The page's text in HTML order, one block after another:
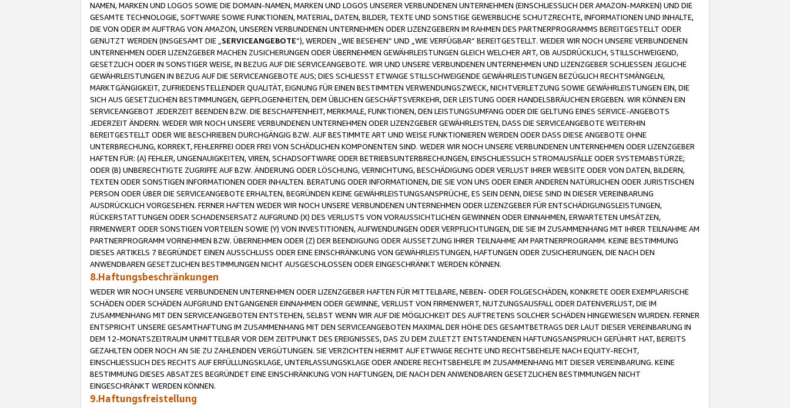
NAMEN, MARKEN UND LOGOS SOWIE DIE DOMAIN-NAMEN, MARKEN UND LOGOS UNSERER VERBUNDENEN UNTERNEHMEN (EINSCHLIESSLICH DER AMAZON-MARKEN) UND DIE
GESAMTE TECHNOLOGIE, SOFTWARE SOWIE FUNKTIONEN, MATERIAL, DATEN, BILDER, TEXTE UND SONSTIGE GEWERBLICHE SCHUTZRECHTE, INFORMATIONEN UND INHALTE,
DIE VON ODER IM AUFTRAG VON AMAZON, UNSEREN VERBUNDENEN UNTERNEHMEN ODER LIZENZGEBERN IM RAHMEN DES PARTNERPROGRAMMS BEREITGESTELLT ODER
GENUTZT WERDEN (INSGESAMT DIE „ SERVICEANGEBOTE“), WERDEN „WIE BESEHEN“ UND „WIE VERFÜGBAR“ BEREITGESTELLT. WEDER WIR NOCH UNSERE VERBUNDENEN
UNTERNEHMEN ODER LIZENZGEBER MACHEN ZUSICHERUNGEN ODER ÜBERNEHMEN GEWÄHRLEISTUNGEN GLEICH WELCHER ART, OB AUSDRÜCKLICH, STILLSCHWEIGEND,
GESETZLICH ODER IN SONSTIGER WEISE, IN BEZUG AUF DIE SERVICEANGEBOTE. WIR UND UNSERE VERBUNDENEN UNTERNEHMEN UND LIZENZGEBER SCHLIESSEN JEGLICHE
GEWÄHRLEISTUNGEN IN BEZUG AUF DIE SERVICEANGEBOTE AUS; DIES SCHLIESST ETWAIGE STILLSCHWEIGENDE GEWÄHRLEISTUNGEN BEZÜGLICH RECHTSMÄNGELN,
MARKTGÄNGIGKEIT, ZUFRIEDENSTELLENDER QUALITÄT, EIGNUNG FÜR EINEN BESTIMMTEN VERWENDUNGSZWECK, NICHTVERLETZUNG SOWIE GEWÄHRLEISTUNGEN EIN, DIE
SICH AUS GESETZLICHEN BESTIMMUNGEN, GEPFLOGENHEITEN, DEM ÜBLICHEN GESCHÄFTSVERKEHR, DER LEISTUNG ODER HANDELSBRÄUCHEN ERGEBEN. WIR KÖNNEN EIN
SERVICEANGEBOT JEDERZEIT BEENDEN BZW. DIE BESCHAFFENHEIT, MERKMALE, FUNKTIONEN, DEN LEISTUNGSUMFANG ODER DIE GELTUNG EINES SERVICE-ANGEBOTS
JEDERZEIT ÄNDERN. WEDER WIR NOCH UNSERE VERBUNDENEN UNTERNEHMEN ODER LIZENZGEBER GEWÄHRLEISTEN, DASS DIE SERVICEANGEBOTE WEITERHIN
BEREITGESTELLT ODER WIE BESCHRIEBEN DURCHGÄNGIG BZW. AUF BESTIMMTE ART UND WEISE FUNKTIONIEREN WERDEN ODER DASS DIESE ANGEBOTE OHNE
UNTERBRECHUNG, KORREKT, FEHLERFREI ODER FREI VON SCHÄDLICHEN KOMPONENTEN SIND. WEDER WIR NOCH UNSERE VERBUNDENEN UNTERNEHMEN ODER LIZENZGEBER
HAFTEN FÜR: (A) FEHLER, UNGENAUIGKEITEN, VIREN, SCHADSOFTWARE ODER BETRIEBSUNTERBRECHUNGEN, EINSCHLIESSLICH STROMAUSFÄLLE ODER SYSTEMABSTÜRZE;
ODER (B) UNBERECHTIGTE ZUGRIFFE AUF BZW. ÄNDERUNG ODER LÖSCHUNG, VERNICHTUNG, BESCHÄDIGUNG ODER VERLUST IHRER WEBSITE ODER VON DATEN, BILDERN,
TEXTEN ODER SONSTIGEN INFORMATIONEN ODER INHALTEN. BERATUNG ODER INFORMATIONEN, DIE SIE VON UNS ODER EINER ANDEREN NATÜRLICHEN ODER JURISTISCHEN
PERSON ODER ÜBER DIE SERVICEANGEBOTE ERHALTEN, BEGRÜNDEN KEINE GEWÄHRLEISTUNGSANSPRÜCHE, ES SEIN DENN, DIESE SIND IN DIESER VEREINBARUNG
AUSDRÜCKLICH VORGESEHEN. FERNER HAFTEN WEDER WIR NOCH UNSERE VERBUNDENEN UNTERNEHMEN ODER LIZENZGEBER FÜR ENTSCHÄDIGUNGSLEISTUNGEN,
RÜCKERSTATTUNGEN ODER SCHADENSERSATZ AUFGRUND (X) DES VERLUSTS VON VORAUSSICHTLICHEN GEWINNEN ODER EINNAHMEN, ERWARTETEN UMSÄTZEN,
FIRMENWERT ODER SONSTIGEN VORTEILEN SOWIE (Y) VON INVESTITIONEN, AUFWENDUNGEN ODER VERPFLICHTUNGEN, DIE SIE IM ZUSAMMENHANG MIT IHRER TEILNAHME AM
PARTNERPROGRAMM VORNEHMEN BZW. ÜBERNEHMEN ODER (Z) DER BEENDIGUNG ODER AUSSETZUNG IHRER TEILNAHME AM PARTNERPROGRAMM. KEINE BESTIMMUNG
DIESES ARTIKELS 7 BEGRÜNDET EINEN AUSSCHLUSS ODER EINE EINSCHRÄNKUNG VON GEWÄHRLEISTUNGEN, HAFTUNGEN ODER ZUSICHERUNGEN, DIE NACH DEN
ANWENDBAREN GESETZLICHEN BESTIMMUNGEN NICHT AUSGESCHLOSSEN ODER EINGESCHRÄNKT WERDEN KÖNNEN.
8.Haftungsbeschränkungen
WEDER WIR NOCH UNSERE VERBUNDENEN UNTERNEHMEN ODER LIZENZGEBER HAFTEN FÜR MITTELBARE, NEBEN- ODER FOLGESCHÄDEN, KONKRETE ODER EXEMPLARISCHE
SCHÄDEN ODER SCHÄDEN AUFGRUND ENTGANGENER EINNAHMEN ODER GEWINNE, VERLUST VON FIRMENWERT, NUTZUNGSAUSFALL ODER DATENVERLUST, DIE IM
ZUSAMMENHANG MIT DEN SERVICEANGEBOTEN ENTSTEHEN, SELBST WENN WIR AUF DIE MÖGLICHKEIT DES AUFTRETENS SOLCHER SCHÄDEN HINGEWIESEN WURDEN. FERNER
ENTSPRICHT UNSERE GESAMTHAFTUNG IM ZUSAMMENHANG MIT DEN SERVICEANGEBOTEN MAXIMAL DER HÖHE DES GESAMTBETRAGS DER LAUT DIESER VEREINBARUNG IN
DEM 12-MONATSZEITRAUM UNMITTELBAR VOR DEM ZEITPUNKT DES EREIGNISSES, DAS ZU DEM ZULETZT ENTSTANDENEN HAFTUNGSANSPRUCH GEFÜHRT HAT, BEREITS
GEZAHLTEN ODER NOCH AN SIE ZU ZAHLENDEN VERGÜTUNGEN. SIE VERZICHTEN HIERMIT AUF ETWAIGE RECHTE UND RECHTSBEHELFE NACH EQUITY-RECHT,
EINSCHLIESSLICH DES RECHTS AUF ERFÜLLUNGSKLAGE, UNTERLASSUNGSKLAGE ODER ANDERE RECHTSBEHELFE IM ZUSAMMENHANG MIT DIESER VEREINBARUNG. KEINE
BESTIMMUNG DIESES ABSATZES BEGRÜNDET EINE EINSCHRÄNKUNG VON HAFTUNGEN, DIE NACH DEN ANWENDBAREN GESETZLICHEN BESTIMMUNGEN NICHT
EINGESCHRÄNKT WERDEN KÖNNEN.
9.Haftungsfreistellung